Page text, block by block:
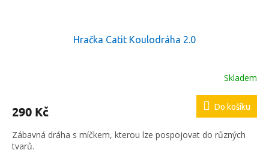
Hračka Catit Koulodráha 2.0
je
z
5
Skladem
290 Kč Do košíku
Zábavná dráha s míčkem, kterou lze pospojovat do různých
tvarů.